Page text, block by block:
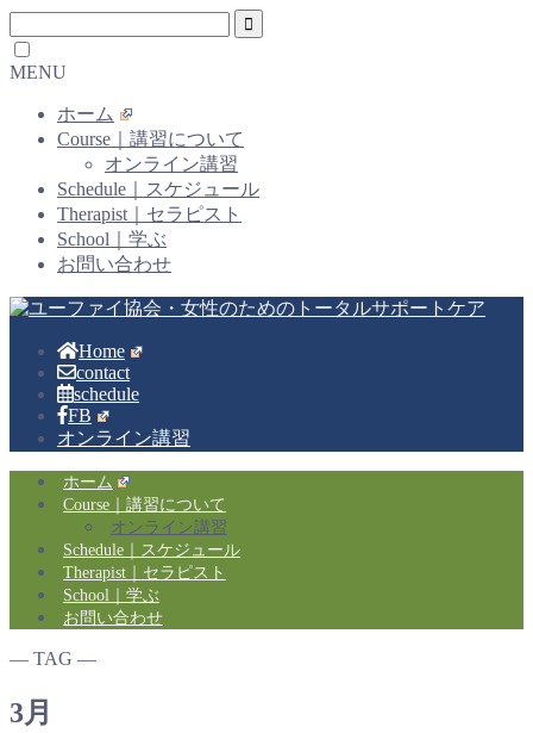
MENU
ホーム
Course｜講習について
オンライン講習
Schedule｜スケジュール
Therapist｜セラピスト
School｜学ぶ
お問い合わせ
Home
contact
schedule
FB
オンライン講習
ホーム
Course｜講習について
オンライン講習
Schedule｜スケジュール
Therapist｜セラピスト
School｜学ぶ
お問い合わせ
― TAG ―
3月